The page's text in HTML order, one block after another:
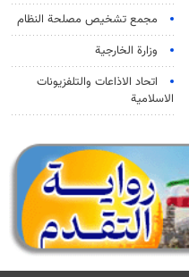
مجمع تشخيص مصلحة النظام
وزارة الخارجية
اتحاد الاذاعات والتلفزيونات
الاسلامية